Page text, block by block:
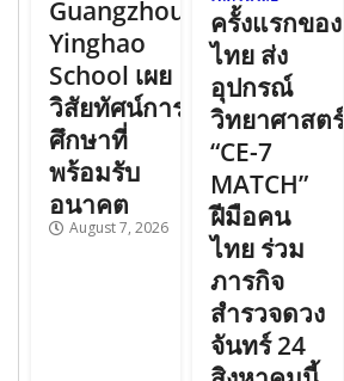
Guangzhou
Yinghao
School เผย
วิสัยทัศน์การ
ศึกษาที่
พร้อมรับ
อนาคต
August 7, 2026
ครั้งแรกของ
ไทย ส่ง
อุปกรณ์
วิทยาศาสตร์
“CE-7
MATCH”
ฝีมือคน
ไทย ร่วม
ภารกิจ
สำรวจดวง
จันทร์ 24